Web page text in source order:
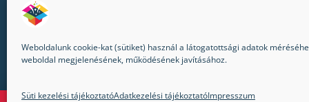
Weboldalunk cookie-kat (sütiket) használ a látogatottsági adatok
weboldal megjelenésének, működésének javításához.
Süti kezelési tájékoztatóAdatkezelési tájékoztatóImpresszum